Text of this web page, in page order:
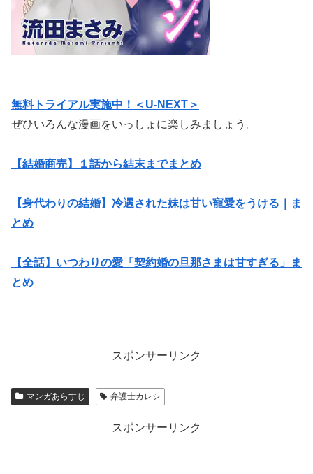
無料トライアル実施中！＜U-NEXT＞
ぜひいろんな漫画をいっしょに楽しみましょう。
【結婚商売】１話から結末までまとめ
【身代わりの結婚】冷遇された妹は甘い寵愛をうける｜ま
とめ
【全話】いつわりの愛「契約婚の旦那さまは甘すぎる」ま
とめ
スポンサーリンク
マンガあらすじ 弁護士カレシ
スポンサーリンク